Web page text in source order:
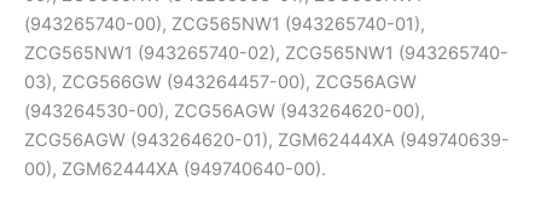
(943265740-00), ZCG565NW1 (943265740-01),
ZCG565NW1 (943265740-02), ZCG565NW1 (943265740-
03), ZCG566GW (943264457-00), ZCG56AGW
(943264530-00), ZCG56AGW (943264620-00),
ZCG56AGW (943264620-01), ZGM62444XA (949740639-
00), ZGM62444XA (949740640-00).